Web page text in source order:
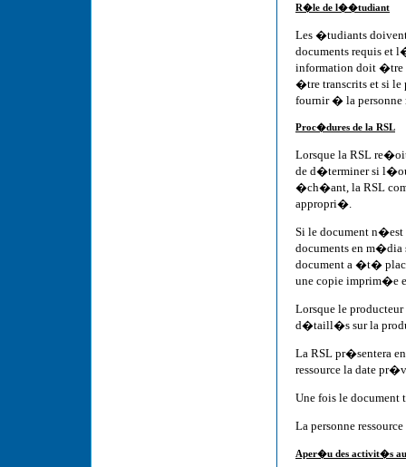
R�le de l��tudiant
Les �tudiants
documents requis et
information doit �tre
�tre transcrits et si
fournir � la personne
Proc�dures de la RSL
Lorsque la RSL
de d�terminer si
�ch�ant, la RSL
appropri�.
Si le document n�est
documents en m�dia
document a �t�
une copie imprim�e
Lorsque le
d�taill�s sur la
La RSL pr�sentera
ressource la date
Une fois le document
La personne
Aper�u des activit�s